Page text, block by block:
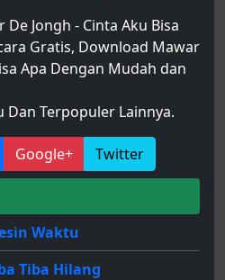
Jongh - Cinta Aku Bisa
Gratis, Download Mawar
Apa Dengan Mudah dan
Dan Terpopuler Lainnya.
Google+ Twitter
Waktu
Tiba Hilang